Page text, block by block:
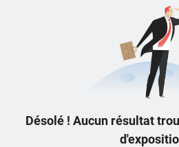
Désolé ! Aucun résultat